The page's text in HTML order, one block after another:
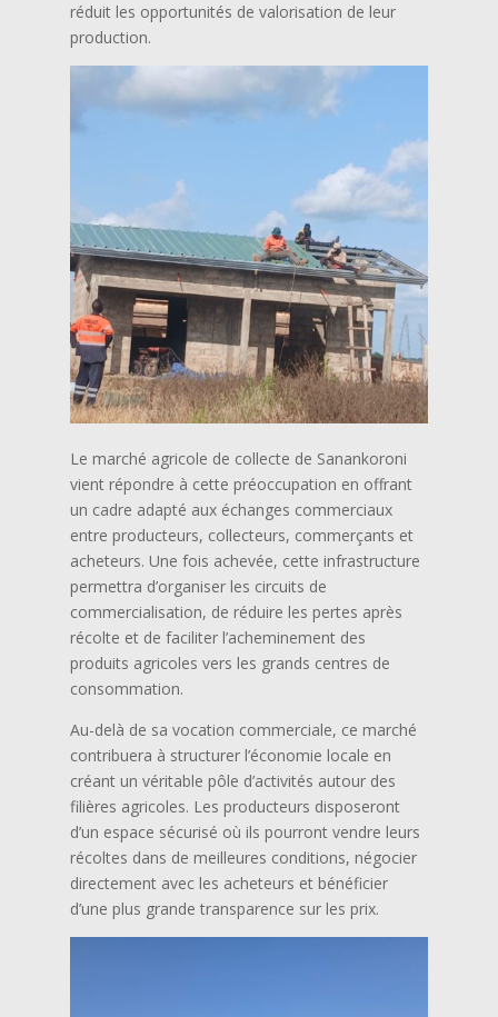
réduit les opportunités de valorisation de leur
production.
Le marché agricole de collecte de Sanankoroni
vient répondre à cette préoccupation en offrant
un cadre adapté aux échanges commerciaux
entre producteurs, collecteurs, commerçants et
acheteurs. Une fois achevée, cette infrastructure
permettra d’organiser les circuits de
commercialisation, de réduire les pertes après
récolte et de faciliter l’acheminement des
produits agricoles vers les grands centres de
consommation.
Au-delà de sa vocation commerciale, ce marché
contribuera à structurer l’économie locale en
créant un véritable pôle d’activités autour des
filières agricoles. Les producteurs disposeront
d’un espace sécurisé où ils pourront vendre leurs
récoltes dans de meilleures conditions, négocier
directement avec les acheteurs et bénéficier
d’une plus grande transparence sur les prix.